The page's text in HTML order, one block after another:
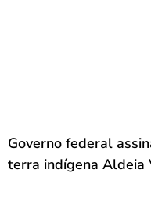
Governo federal
terra indígena Aldeia